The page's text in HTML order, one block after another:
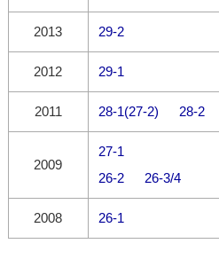
2013 29-2
2012 29-1
2011 28-1(27-2) 28-2
2009
27-1
26-2
26-3/4
2008 26-1